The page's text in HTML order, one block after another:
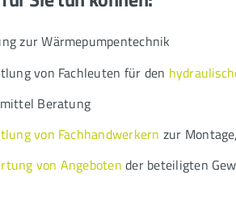
zur Wärmepumpentechnik
von Fachleuten für den
Beratung
von Fachhandwerkern zur
von Angeboten der beteiligten